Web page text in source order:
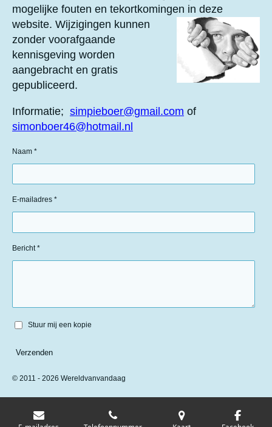
mogelijke fouten en tekortkomingen in deze
website. Wijzigingen kunnen
zonder voorafgaande
kennisgeving worden
aangebracht en gratis
gepubliceerd.
Informatie; simpieboer@gmail.com of
simonboer46@hotmail.nl
Naam *
E-mailadres *
Bericht *
Stuur mij een kopie
Verzenden
© 2011 - 2026 Wereldvanvandaag